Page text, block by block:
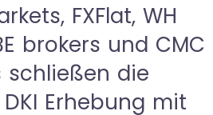
FXFlat, WH
brokers und CMC
schließen die
Erhebung mit